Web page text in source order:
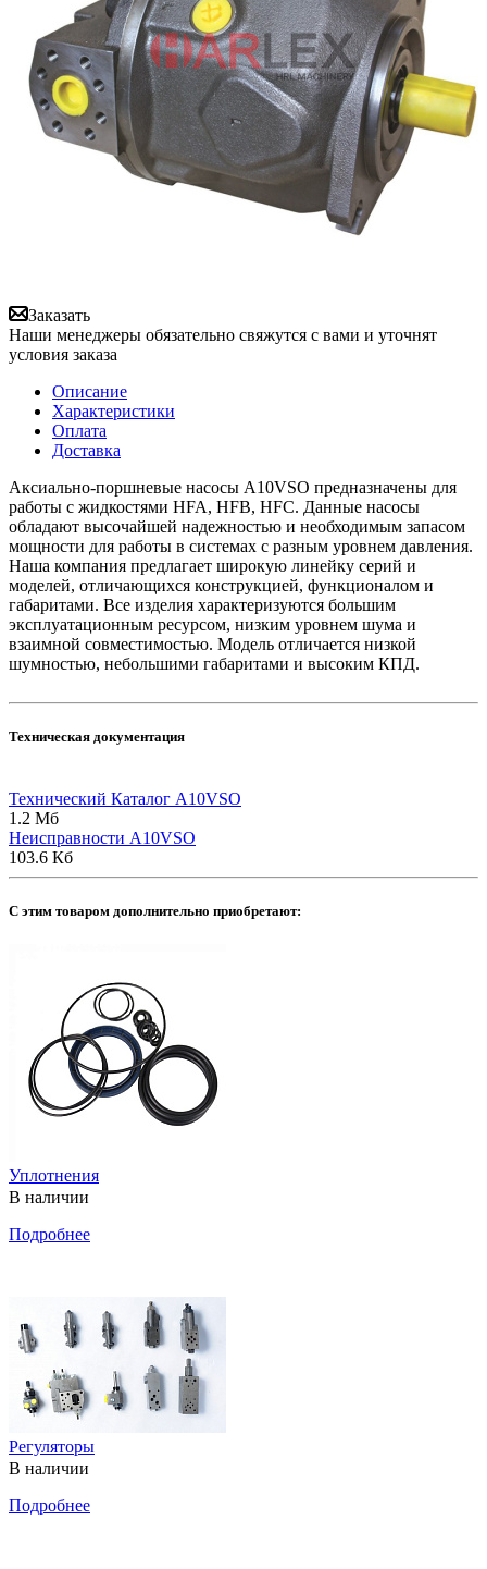
Заказать
Наши менеджеры обязательно свяжутся с вами и уточнят
условия заказа
Описание
Характеристики
Оплата
Доставка
Аксиально-поршневые насосы A10VSO предназначены для
работы с жидкостями HFA, HFB, HFC. Данные насосы
обладают высочайшей надежностью и необходимым запасом
мощности для работы в системах с разным уровнем давления.
Наша компания предлагает широкую линейку серий и
моделей, отличающихся конструкцией, функционалом и
габаритами. Все изделия характеризуются большим
эксплуатационным ресурсом, низким уровнем шума и
взаимной совместимостью. Модель отличается низкой
шумностью, небольшими габаритами и высоким КПД.
Техническая документация
Технический Каталог A10VSO
1.2 Мб
Неисправности A10VSO
103.6 Кб
C этим товаром дополнительно приобретают:
Уплотнения
В наличии
Подробнее
Регуляторы
В наличии
Подробнее